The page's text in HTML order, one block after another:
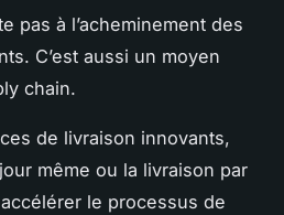
pas à l’acheminement des
C’est aussi un moyen
chain.
de livraison innovants,
même ou la livraison par
le processus de